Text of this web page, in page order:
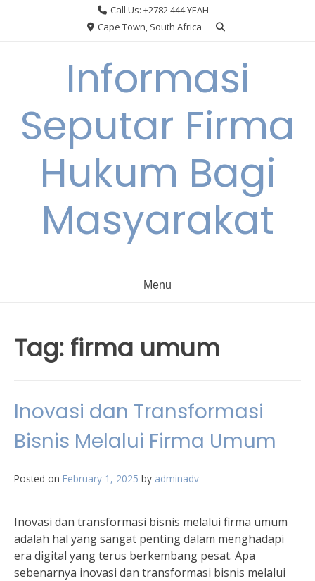
Call Us: +2782 444 YEAH
Cape Town, South Africa
Informasi
Seputar Firma
Hukum Bagi
Masyarakat
Menu
Tag: firma umum
Inovasi dan Transformasi
Bisnis Melalui Firma Umum
Posted on February 1, 2025 by adminadv
Inovasi dan transformasi bisnis melalui firma umum
adalah hal yang sangat penting dalam menghadapi
era digital yang terus berkembang pesat. Apa
sebenarnya inovasi dan transformasi bisnis melalui